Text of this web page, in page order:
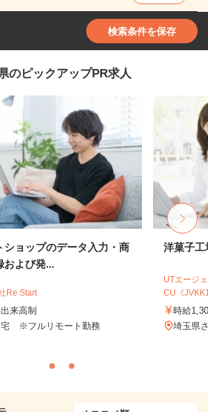
検索条件を保存
のピックアップPR求人
ショップのデータ入力・商
および発...
Re Start
来高制
宅 ※フルリモート勤務
洋菓子工
UTエージ
CU《
時給
埼玉県